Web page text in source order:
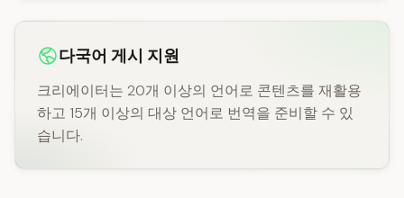
다국어 게시 지원
크리에이터는 20개 이상의 언어로 콘텐츠를 재활용
하고 15개 이상의 대상 언어로 번역을 준비할 수 있
습니다.